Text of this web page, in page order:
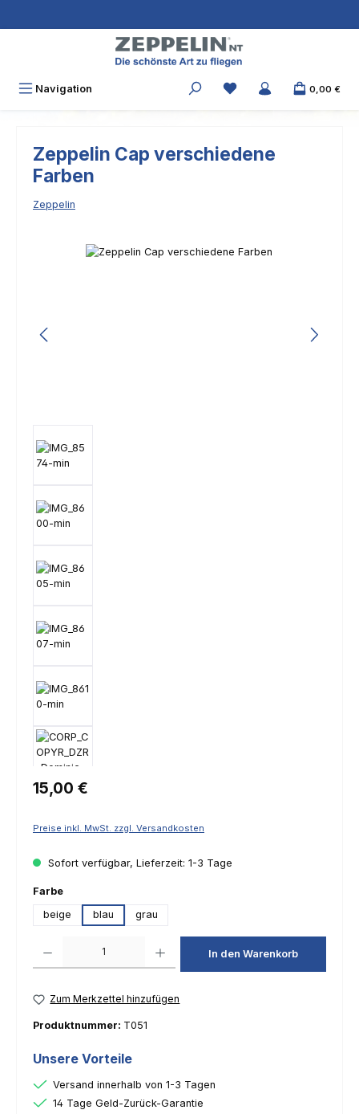
Navigation 0,00 €
Zeppelin Cap verschiedene
Farben
Zeppelin
Bildergalerie überspringen
Regulärer Preis:
15,00 €
Preise inkl. MwSt. zzgl. Versandkosten
Sofort verfügbar, Lieferzeit: 1-3 Tage
Farbeauswählen
beige
blau grau
In den Warenkorb
Zum Merkzettel hinzufügen
Produktnummer: T051
Unsere Vorteile
Versand innerhalb von 1-3 Tagen
14 Tage Geld-Zurück-Garantie